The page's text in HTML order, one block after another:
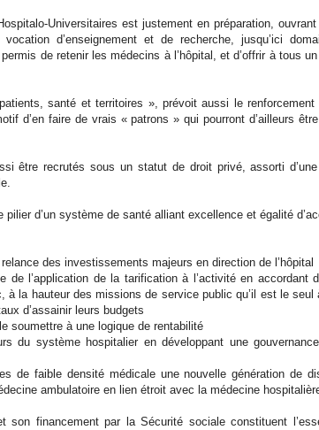
Universitaires est justement en préparation,
d’enseignement et de recherche, jusqu’ici
de retenir les médecins à l’hôpital, et d’offrir à tous
santé et territoires », prévoit aussi le renforcement
d’en faire de vrais « patrons » qui pourront d’ailleurs
être recrutés sous un statut de droit privé, assorti
pilier d’un système de santé alliant excellence et égalité
des investissements majeurs en direction de l’hôpital
de l’application de la tarification à l’activité en accordant
à la hauteur des missions de service public qu’il est le seul
d’assainir leurs budgets
soumettre à une logique de rentabilité
du système hospitalier en développant une
de faible densité médicale une nouvelle génération de
ambulatoire en lien étroit avec la médecine
son financement par la Sécurité sociale constituent